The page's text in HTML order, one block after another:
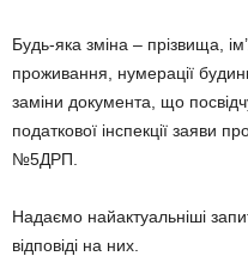
Будь-яка зміна – прізвища,
проживання, нумерації
заміни документа, що
податкової інспекції заяви
№5ДРП.
Надаємо найактуальніші
відповіді на них.